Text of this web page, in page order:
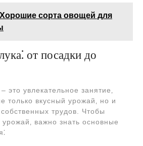
Хорошие сорта овощей для
от посадки до
увлекательное занятие‚
только вкусный урожай‚ но и
трудов. Чтобы
важно знать основные